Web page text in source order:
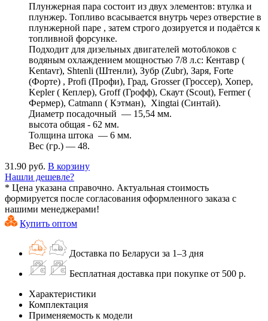
Плунжерная пара состоит из двух элементов: втулка и
плунжер. Топливо всасывается внутрь через отверстие в
плунжерной паре , затем строго дозируется и подаётся к
топливной форсунке.
Подходит для дизельных двигателей мотоблоков с
водяным охлаждением мощностью 7/8 л.с: Кентавр (
Kentavr), Shtenli (Штенли), Зубр (Zubr), Заря, Forte
(Форте) , Profi (Профи), Град, Grosser (Гроссер), Хопер,
Kepler ( Кеплер), Groff (Грофф), Скаут (Scout), Fermer (
Фермер), Catmann ( Кэтман), Xingtai (Синтай).
Диаметр посадочный — 15,54 мм.
высота общая - 62 мм.
Толщина штока — 6 мм.
Вес (гр.) — 48.
31.90 руб. В корзину
Нашли дешевле?
* Цена указана справочно. Актуальная стоимость
формируется после согласования оформленного заказа с
нашими менеджерами!
Купить оптом
Доставка по Беларуси за 1–3 дня
Бесплатная доставка при покупке от 500 р.
Характеристики
Комплектация
Применяемость к модели